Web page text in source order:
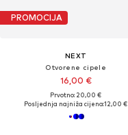
PROMOCIJA
NEXT
Otvorene cipele
16,00 €
Prvotno: 20,00 €
Posljednja najniža cijena:12,00 €